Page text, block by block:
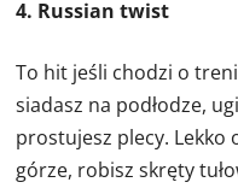
4. Russian twist
To hit jeśli chodzi o
siadasz na podłodze,
prostujesz plecy. Lekko
górze, robisz skręty